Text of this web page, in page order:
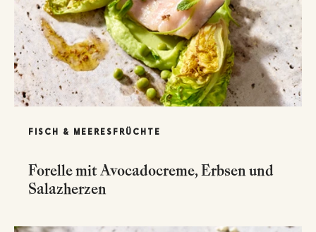
FISCH & MEERESFRÜCHTE
Forelle mit Avocadocreme, Erbsen und
Salazherzen